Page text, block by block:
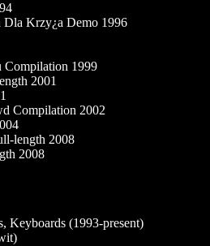
Krzy¿a Demo 1996
Compilation 1999
2001
Compilation 2002
length 2008
2008
Keyboards (1993-present)